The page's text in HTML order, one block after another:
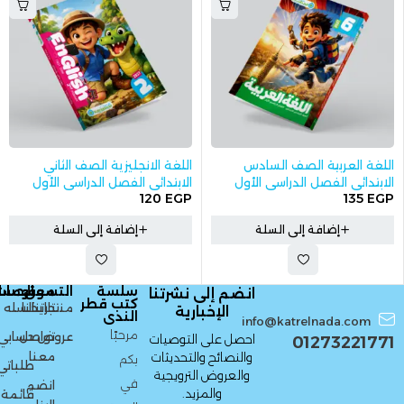
اللغة العربية الصف السادس
الابتدائي الفصل الدراسي الأول
2027
135 EGP
إضافة إلى السلة
اللغة الانجليزية الصف الثاني
الابتدائي الفصل الدراسي الأول
2027
120 EGP
إضافة إلى السلة
انضم إلى نشرتنا
الإخبارية
احصل على التوصيات
والنصائح والتحديثات
والعروض الترويجية
والمزيد.
info@katrelnada.com
01273221771
سلسة
كتب قطر
الندى
مرحبًا
بكم
في
التسوق
منتجاتنا
عروض
تاريخنا
تواصل
معنا
انضم
السله
قائمة